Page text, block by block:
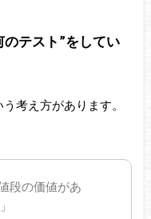
テスト”をしてい
考え方があります。
段の価値があ